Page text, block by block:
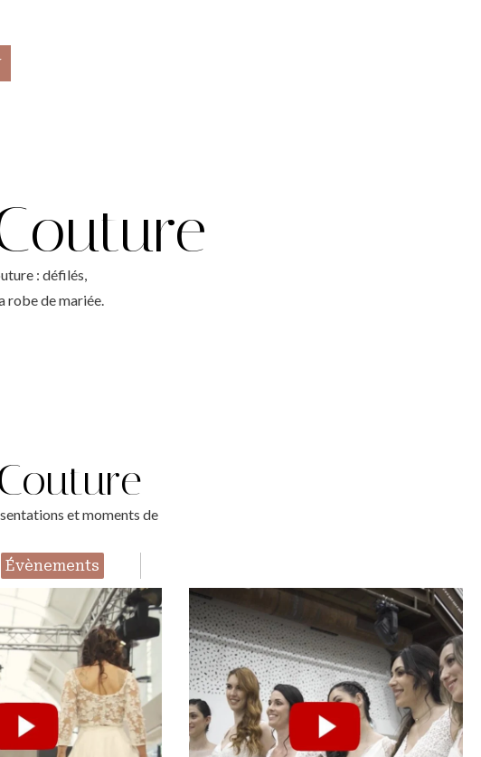
: défilés,
robe de mariée.
et moments de
Évènements